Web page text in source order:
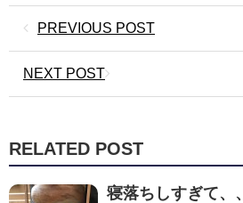
PREVIOUS POST
NEXT POST
RELATED POST
寝落ちしすぎて、、